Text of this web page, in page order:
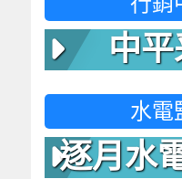
中
水電
逐月水